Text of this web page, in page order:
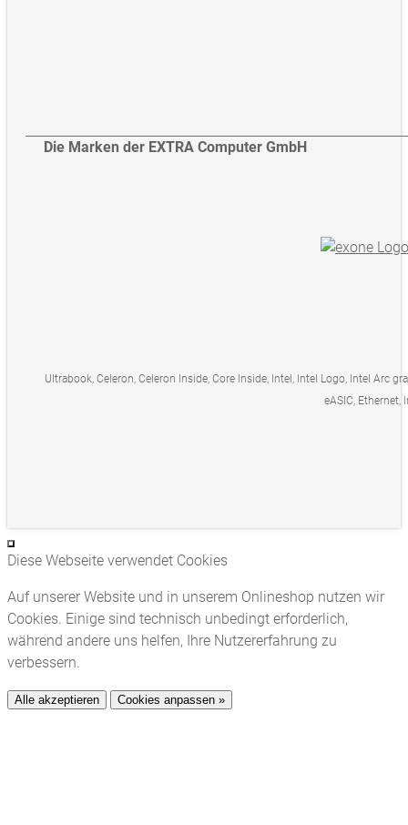
Die Marken der EXTRA Computer GmbH
Ultrabook, Celeron, Celeron Inside, Core Inside, Intel, Intel Logo, Intel Arc
eASIC, Ethernet,
Diese Webseite verwendet Cookies
Auf unserer Website und in unserem Onlineshop nutzen wir
Cookies. Einige sind technisch unbedingt erforderlich,
während andere uns helfen, Ihre Nutzererfahrung zu
verbessern.
Alle akzeptieren Cookies anpassen »